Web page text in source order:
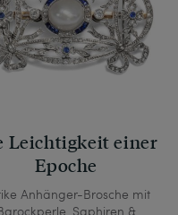
Leichtigkeit einer
Epoche
Anhänger-Brosche mit
Saphiren &